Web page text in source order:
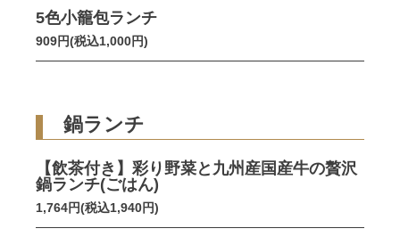
5色小籠包ランチ
909円(税込1,000円)
鍋ランチ
【飲茶付き】彩り野菜と九州産国産牛の贅沢
鍋ランチ(ごはん)
1,764円(税込1,940円)